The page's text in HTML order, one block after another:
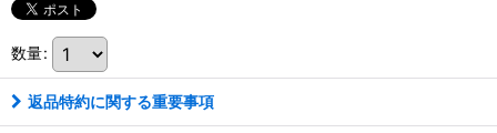
数量:
返品特約に関する重要事項